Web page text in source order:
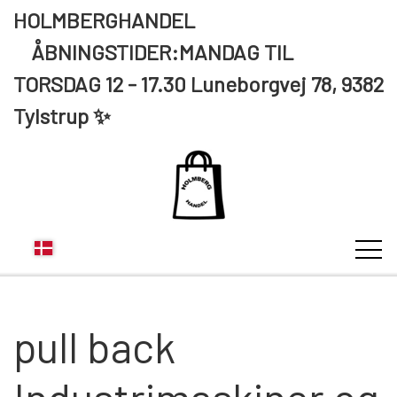
HOLMBERGHANDEL
ÅBNINGSTIDER:MANDAG TIL
TORSDAG 12 - 17.30 Luneborgvej 78, 9382
Tylstrup ✨
KUNDE LOGIN
pull back